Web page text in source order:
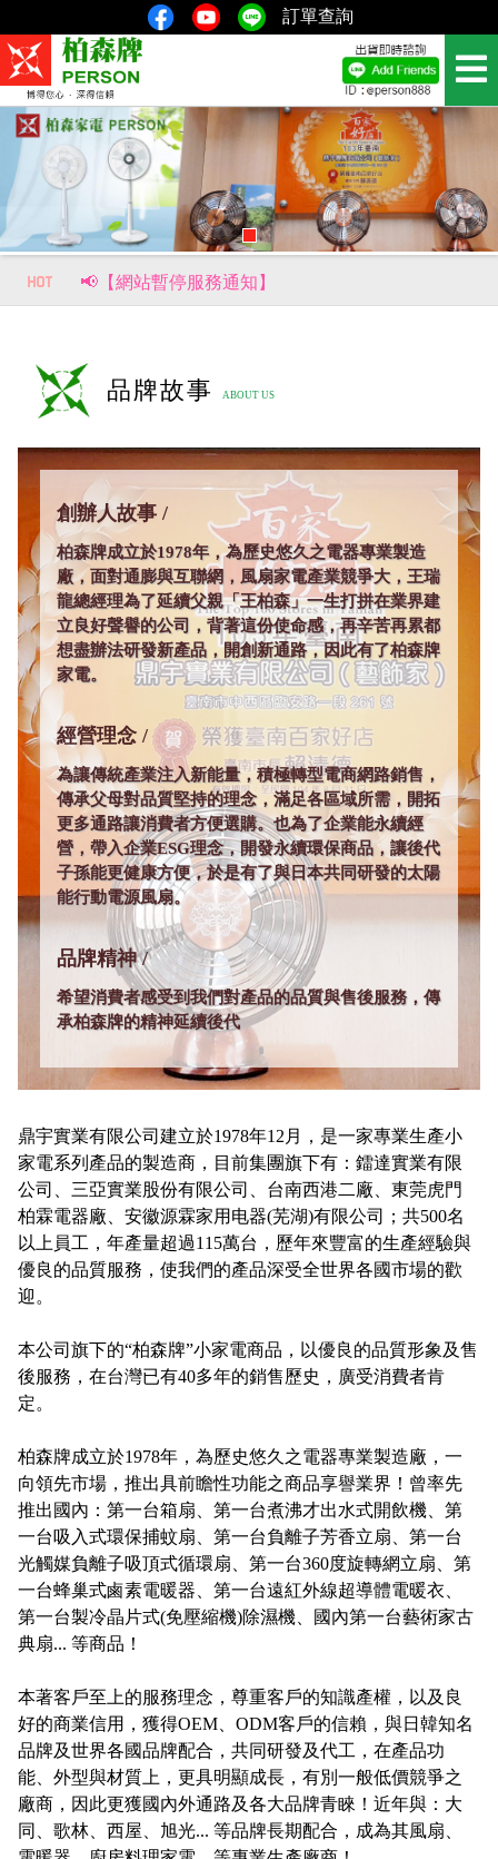
訂單查詢
📢【網站暫停服務通知】
品牌故事
創辦人故事
柏森牌成立於1978年，為歷史悠久之電器專業製造
廠，面對通膨與互聯網，風扇家電產業競爭大，王瑞
龍總經理為了延續父親「王柏森」一生打拼在業界建
立良好聲譽的公司，背著這份使命感，再辛苦再累都
想盡辦法研發新產品，開創新通路，因此有了柏森牌
家電。
經營理念
為讓傳統產業注入新能量，積極轉型電商網路銷售，
傳承父母對品質堅持的理念，滿足各區域所需，開拓
更多通路讓消費者方便選購。也為了企業能永續經
營，帶入企業ESG理念，開發永續環保商品，讓後代
子孫能更健康方便，於是有了與日本共同研發的太陽
能行動電源風扇。
品牌精神
希望消費者感受到我們對產品的品質與售後服務，傳
承柏森牌的精神延續後代
鼎宇實業有限公司建立於1978年12月，是一家專業生產小
家電系列產品的製造商，目前集團旗下有：鐳達實業有限
公司、三亞實業股份有限公司、台南西港二廠、東莞虎門
柏霖電器廠、安徽源霖家用电器(芜湖)有限公司；共500名
以上員工，年產量超過115萬台，歷年來豐富的生產經驗與
優良的品質服務，使我們的產品深受全世界各國市場的歡
迎。
本公司旗下的“柏森牌”小家電商品，以優良的品質形象及售
後服務，在台灣已有40多年的銷售歷史，廣受消費者肯
定。
柏森牌成立於1978年，為歷史悠久之電器專業製造廠，一
向領先市場，推出具前瞻性功能之商品享譽業界！曾率先
推出國內：第一台箱扇、第一台煮沸才出水式開飲機、第
一台吸入式環保捕蚊扇、第一台負離子芳香立扇、第一台
光觸媒負離子吸頂式循環扇、第一台360度旋轉網立扇、第
一台蜂巢式鹵素電暖器、第一台遠紅外線超導體電暖衣、
第一台製冷晶片式(免壓縮機)除濕機、國內第一台藝術家古
典扇... 等商品！
本著客戶至上的服務理念，尊重客戶的知識產權，以及良
好的商業信用，獲得OEM、ODM客戶的信賴，與日韓知名
品牌及世界各國品牌配合，共同研發及代工，在產品功
能、外型與材質上，更具明顯成長，有別一般低價競爭之
廠商，因此更獲國內外通路及各大品牌青睞！近年與：大
同、歌林、西屋、旭光... 等品牌長期配合，成為其風扇、